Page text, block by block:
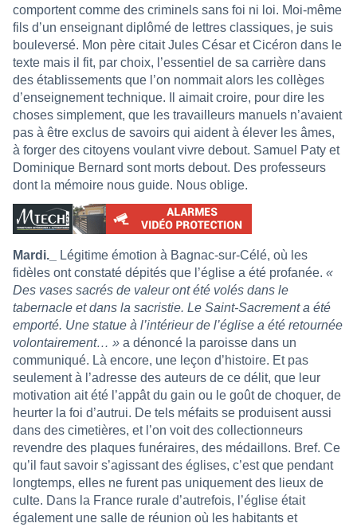
comportent comme des criminels sans foi ni loi. Moi-même
fils d’un enseignant diplômé de lettres classiques, je suis
bouleversé. Mon père citait Jules César et Cicéron dans le
texte mais il fit, par choix, l’essentiel de sa carrière dans
des établissements que l’on nommait alors les collèges
d’enseignement technique. Il aimait croire, pour dire les
choses simplement, que les travailleurs manuels n’avaient
pas à être exclus de savoirs qui aident à élever les âmes,
à forger des citoyens voulant vivre debout. Samuel Paty et
Dominique Bernard sont morts debout. Des professeurs
dont la mémoire nous guide. Nous oblige.
Mardi._
Légitime émotion à Bagnac-sur-Célé, où les
fidèles ont constaté dépités que l’église a été profanée. «
Des vases sacrés de valeur ont été volés dans le
tabernacle et dans la sacristie. Le Saint-Sacrement a été
emporté. Une statue à l’intérieur de l’église a été retournée
volontairement… » a dénoncé la paroisse dans un
communiqué. Là encore, une leçon d’histoire. Et pas
seulement à l’adresse des auteurs de ce délit, que leur
motivation ait été l’appât du gain ou le goût de choquer, de
heurter la foi d’autrui. De tels méfaits se produisent aussi
dans des cimetières, et l’on voit des collectionneurs
revendre des plaques funéraires, des médaillons. Bref. Ce
qu’il faut savoir s’agissant des églises, c’est que pendant
longtemps, elles ne furent pas uniquement des lieux de
culte. Dans la France rurale d’autrefois, l’église était
également une salle de réunion où les habitants et